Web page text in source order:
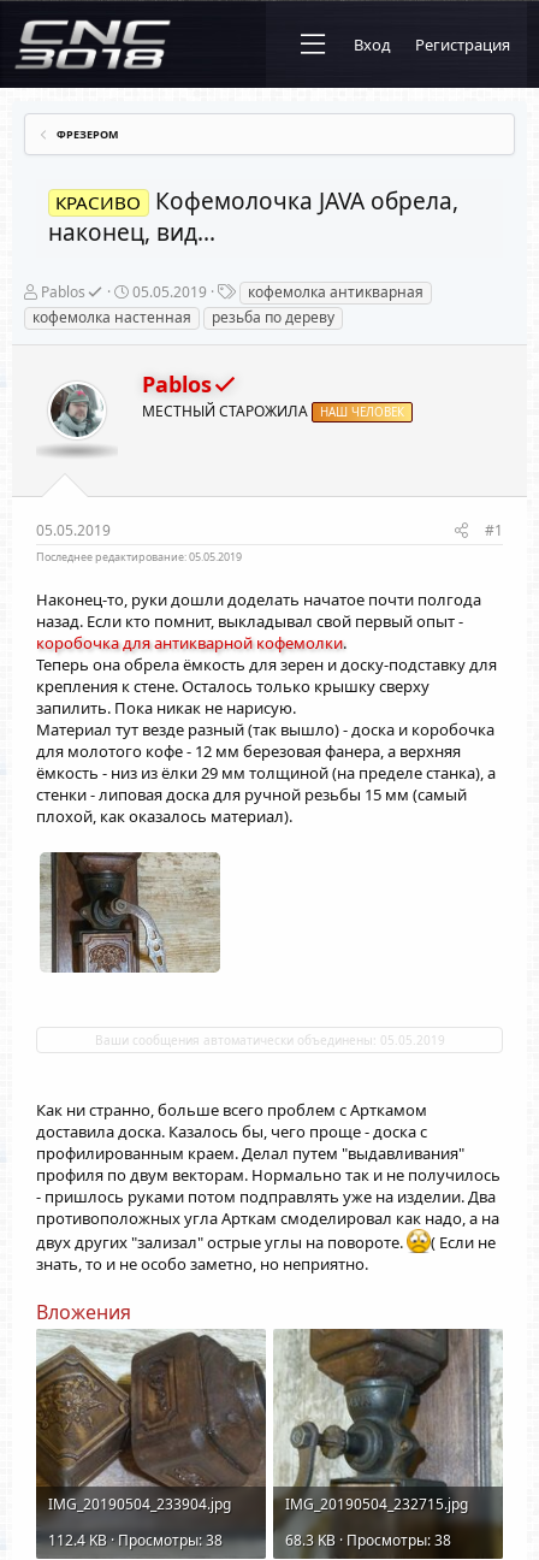
Вход Регистрация
ФРЕЗЕРОМ
КРАСИВО
Кофемолочка JAVA обрела,
наконец, вид...
А
в
т
о
е
м
ы
Pablos
Д
а
т
а
05.05.2019
Т
е
г
и
кофемолка антикварная
кофемолка настенная
резьба по дереву
Pablos
МЕСТНЫЙ СТАРОЖИЛА НАШ ЧЕЛОВЕК
05.05.2019 #1
Последнее редактирование:05.05.2019
Наконец-то, руки дошли доделать начатое почти полгода
назад. Если кто помнит, выкладывал свой первый опыт -
коробочка для антикварной кофемолки.
Теперь она обрела ёмкость для зерен и доску-подставку для
крепления к стене. Осталось только крышку сверху
запилить. Пока никак не нарисую.
Материал тут везде разный (так вышло) - доска и коробочка
для молотого кофе - 12 мм березовая фанера, а верхняя
ёмкость - низ из ёлки 29 мм толщиной (на пределе станка), а
стенки - липовая доска для ручной резьбы 15 мм (самый
плохой, как оказалось материал).
Ваши сообщения автоматически объединены: 05.05.2019
Как ни странно, больше всего проблем с Арткамом
доставила доска. Казалось бы, чего проще - доска с
профилированным краем. Делал путем "выдавливания"
профиля по двум векторам. Нормально так и не получилось
- пришлось руками потом подправлять уже на изделии. Два
противоположных угла Арткам смоделировал как надо, а на
двух других "зализал" острые углы на повороте.
( Если не
знать, то и не особо заметно, но неприятно.
Вложения
IMG_20190504_233904.jpg
112.4 KB · Просмотры: 38
IMG_20190504_232715.jpg
68.3 KB · Просмотры: 38